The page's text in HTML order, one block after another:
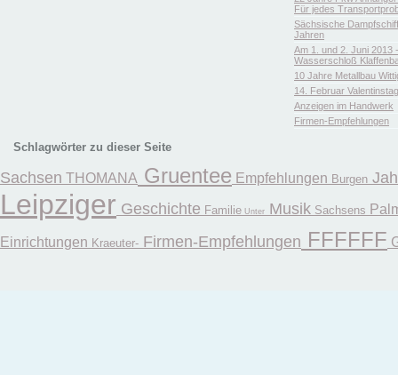
Für jedes
Sächsische
Jahren
Am 1. und 2. Juni 2013
Wasserschloß
10 Jahre Metallbau
14. Februar
Anzeigen im Handwerk
Firmen-Empfehlungen
Schlagwörter zu dieser Seite
Sachsen THOMANA Gruentee Empfehlungen Burgen
Leipziger Geschichte Familie Unter Musik Sachsens
Einrichtungen Kraeuter- Firmen-Empfehlungen FFFFFF